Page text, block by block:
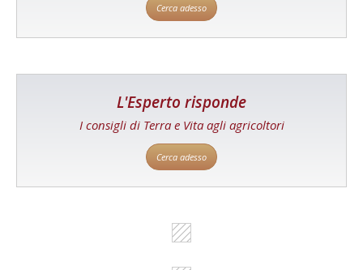
Cerca adesso
L'Esperto risponde
I consigli di Terra e Vita agli agricoltori
Cerca adesso